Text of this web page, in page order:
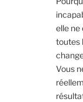
elle ne
toutes
Vous